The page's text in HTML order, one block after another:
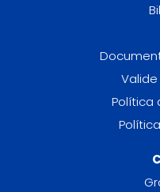
Política